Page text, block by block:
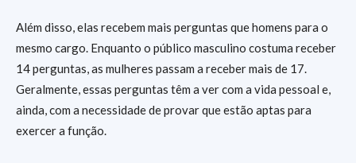
Além disso, elas recebem mais perguntas que homens para o
mesmo cargo. Enquanto o público masculino costuma receber
14 perguntas, as mulheres passam a receber mais de 17.
Geralmente, essas perguntas têm a ver com a vida pessoal e,
ainda, com a necessidade de provar que estão aptas para
exercer a função.